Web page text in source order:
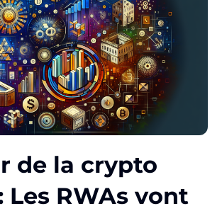
de la crypto
Les RWAs vont